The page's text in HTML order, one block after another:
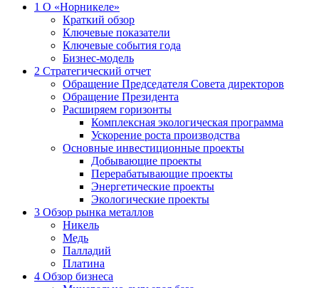
1 О «Норникеле»
Краткий обзор
Ключевые показатели
Ключевые события года
Бизнес-модель
2 Стратегический отчет
Обращение Председателя Совета директоров
Обращение Президента
Расширяем горизонты
Комплексная экологическая программа
Ускорение роста производства
Основные инвестиционные проекты
Добывающие проекты
Перерабатывающие проекты
Энергетические проекты
Экологические проекты
3 Обзор рынка металлов
Никель
Медь
Палладий
Платина
4 Обзор бизнеса